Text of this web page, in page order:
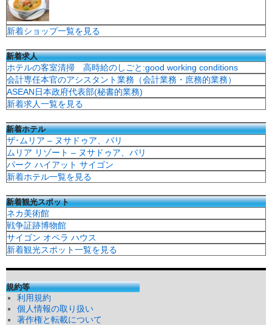
新着ショップ一覧を見る
新着求人
ホテルの客室清掃 高時給のしごと:good working conditions
会計専任本官のアシスタント業務（会計業務・庶務的業務）
ASEAN日本政府代表部(秘書的業務)
新着求人一覧を見る
新着ホテル
ザ･ムリア – ヌサドゥア、バリ
ムリア リゾート – ヌサドゥア、バリ
パーク ハイアット サイゴン
新着ホテル一覧を見る
新着観光スポット
ネカ美術館
戦争証跡博物館
サイゴン オペラ ハウス
新着観光スポット一覧を見る
規約等
利用規約
個人情報の取り扱い
著作権と転載について